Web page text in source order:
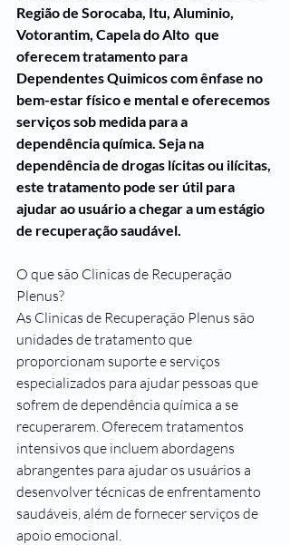
Região de Sorocaba, Itu, Aluminio,
Votorantim, Capela do Alto  que
oferecem tratamento para
Dependentes Quimicos com ênfase no
bem-estar físico e mental e oferecemos
serviços sob medida para a
dependência química. Seja na
dependência de drogas lícitas ou ilícitas,
este tratamento pode ser útil para
ajudar ao usuário a chegar a um estágio
de recuperação saudável.
O que são Clinicas de Recuperação
Plenus?
As Clinicas de Recuperação Plenus são
unidades de tratamento que
proporcionam suporte e serviços
especializados para ajudar pessoas que
sofrem de dependência química a se
recuperarem. Oferecem tratamentos
intensivos que incluem abordagens
abrangentes para ajudar os usuários a
desenvolver técnicas de enfrentamento
saudáveis, além de fornecer serviços de
apoio emocional.